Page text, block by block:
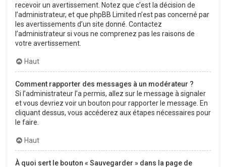
recevoir un avertissement. Notez que c’est la décision de
l’administrateur, et que phpBB Limited n’est pas concerné par
les avertissements d’un site donné. Contactez
l’administrateur si vous ne comprenez pas les raisons de
votre avertissement.
Haut
Comment rapporter des messages à un modérateur ?
Si l’administrateur l’a permis, allez sur le message à signaler
et vous devriez voir un bouton pour rapporter le message. En
cliquant dessus, vous accéderez aux étapes nécessaires pour
le faire.
Haut
À quoi sert le bouton « Sauvegarder » dans la page de